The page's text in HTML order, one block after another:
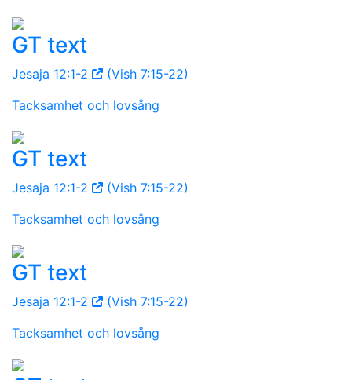
GT text
Jesaja 12:1-2
(Vish 7:15-22)
Tacksamhet och lovsång
GT text
Jesaja 12:1-2
(Vish 7:15-22)
Tacksamhet och lovsång
GT text
Jesaja 12:1-2
(Vish 7:15-22)
Tacksamhet och lovsång